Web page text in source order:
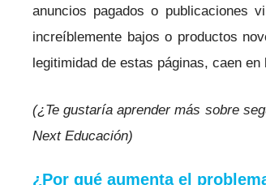
anuncios pagados o publicaciones
increíblemente bajos o productos
legitimidad de estas páginas, caen en
(¿Te gustaría aprender más sobre
Next Educación)
¿Por qué aumenta el